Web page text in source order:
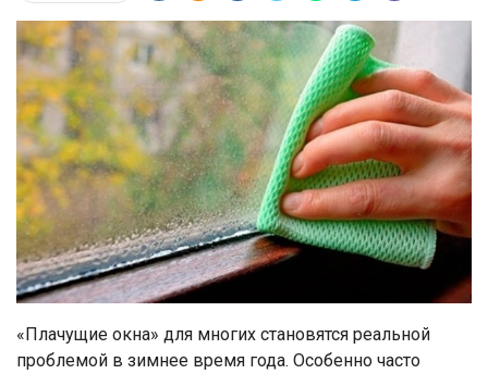
«Плачущие окна» для многих становятся реальной
проблемой в зимнее время года. Особенно часто